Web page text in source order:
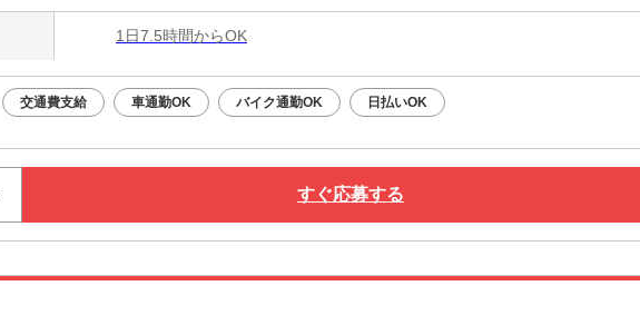
1日7.5時間からOK
交通費支給 車通勤OK バイク通勤OK 日払いOK
すぐ応募する